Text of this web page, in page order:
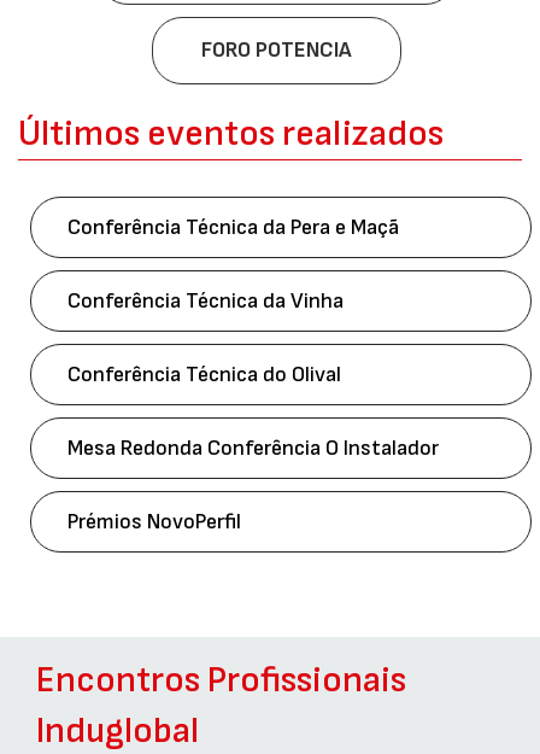
FORO POTENCIA
Últimos eventos realizados
Conferência Técnica da Pera e Maçã
Conferência Técnica da Vinha
Conferência Técnica do Olival
Mesa Redonda Conferência O Instalador
Prémios NovoPerfil
Encontros Profissionais
Induglobal